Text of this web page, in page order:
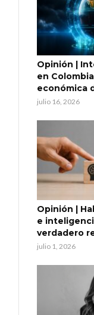
Opinión |
en
económica
julio 16, 2026
Opinión |
e
verdadero
julio 1, 2026